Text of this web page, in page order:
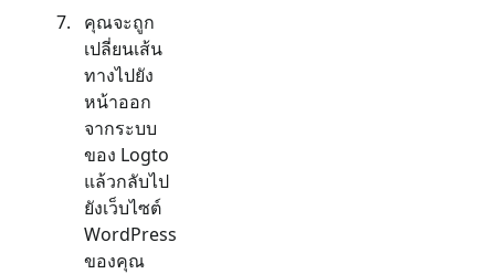
คุณจะถูก
เปลี่ยนเส้น
ทางไปยัง
หน้าออก
จากระบบ
ของ Logto
แล้วกลับไป
ยังเว็บไซต์
WordPress
ของคุณ